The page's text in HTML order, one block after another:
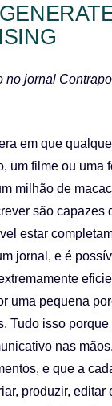
no jornal
em que
um filme ou uma
milhão de
são capazes
estar
jornal, e é
uma pequena
Tudo isso
nas
e que a
produzir, editar